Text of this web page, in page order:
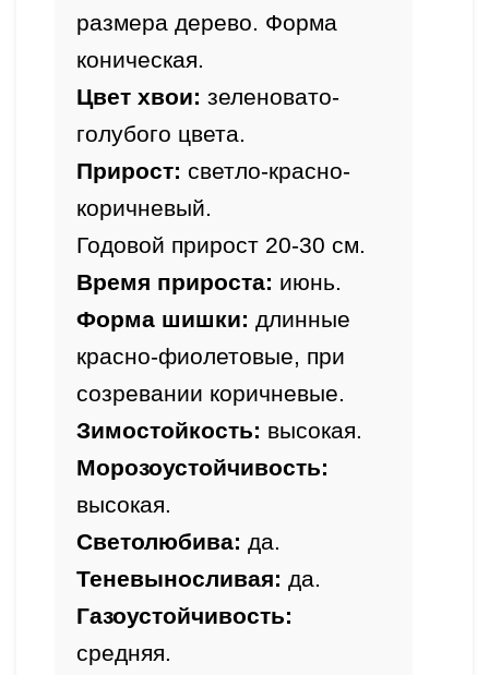
размера дерево. Форма
коническая.
Цвет хвои: зеленовато-
Прирост: светло-красно-
коричневый.
Годовой прирост 20-30 см.
Время прироста: июнь.
Форма шишки: длинные
красно-фиолетовые, при
Зимостойкость:
Светолюбива: да.
Теневыносливая: да.
средняя.